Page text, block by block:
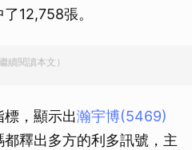
12,758張。
續閱讀本文）
，顯示出瀚宇博(5469)
釋出多方的利多訊號，主